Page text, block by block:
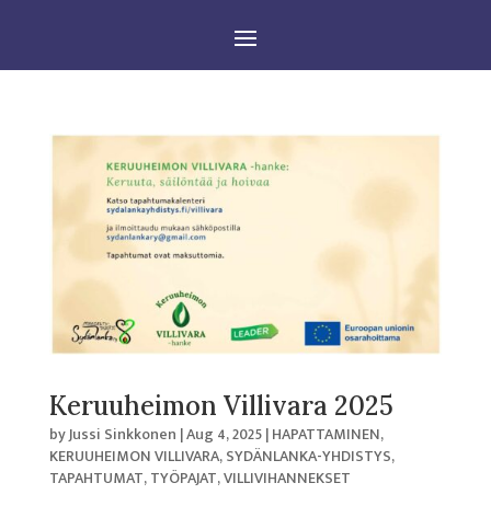
Keruuheimon Villivara 2025
byJussi Sinkkonen |Aug 4, 2025|HAPATTAMINEN,
KERUUHEIMON VILLIVARA,SYDÄNLANKA-YHDISTYS,
TAPAHTUMAT,TYÖPAJAT,VILLIVIHANNEKSET